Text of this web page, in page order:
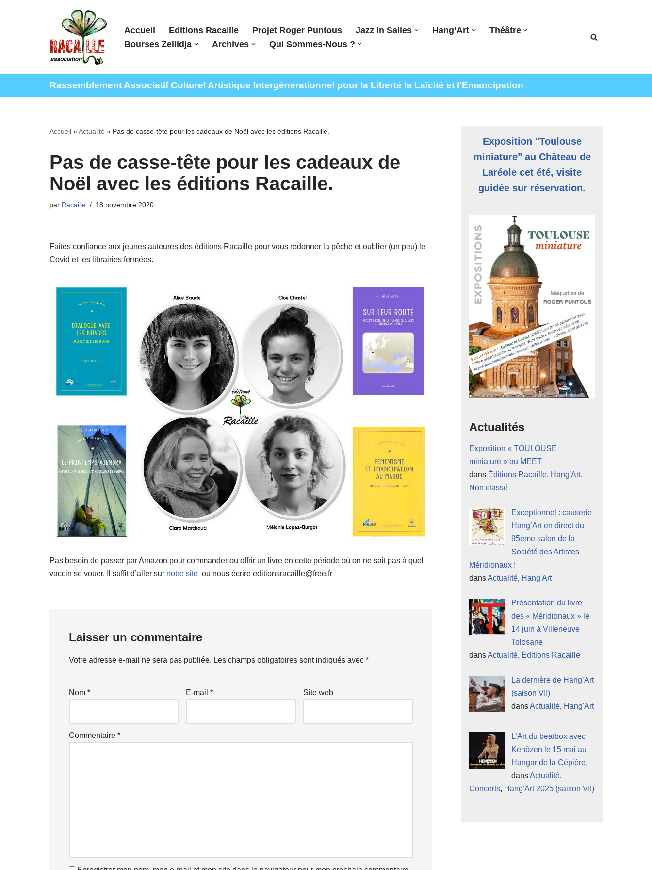
Accueil Editions Racaille Projet Roger Puntous Jazz In Salies Hang’Art
Théâtre
Bourses Zellidja
Archives Qui Sommes-Nous ?
Rassemblement Associatif Culturel Artistique Intergénérationnel pour la Liberté la Laïcité et l'Emancipation
Accueil »Actualité » Pas de casse-tête pour les cadeaux de Noël avec les éditions Racaille.
Pas de casse-tête pour les cadeaux de
Noël avec les éditions Racaille.
par Racaille 18 novembre 2020
Faites confiance aux jeunes auteures des éditions Racaille pour vous redonner la pêche et oublier (un peu) le
Covid et les librairies fermées.
Pas besoin de passer par Amazon pour commander ou offrir un livre en cette période où on ne sait pas à quel
vaccin se vouer. Il suffit d’aller sur notre site ou nous écrire editionsracaille@free.fr
Laisser un commentaire
Votre adresse e-mail ne sera pas publiée. Les champs obligatoires sont indiqués avec *
Nom * E-mail* Site web
Commentaire *
A
r
a
ti
Exposition "Toulouse
miniature" au Château de
Laréole cet été, visite
guidée sur réservation.
Actualités
Exposition « TOULOUSE
miniature » au MEET
dans Éditions Racaille, Hang'Art,
Non classé
Exceptionnel : causerie
Hang’Art en direct du
95ème salon de la
Société des Artistes
Méridionaux !
dansActualité, Hang'Art
Présentation du livre
des « Méridionaux » le
14 juin à Villeneuve
Tolosane
dansActualité, Éditions Racaille
La dernière de Hang’Art
(saison VII)
dansActualité, Hang'Art
L’Art du beatbox avec
Kenôzen le 15 mai au
Hangar de la Cépière.
dansActualité,
Concerts, Hang'Art 2025 (saison VII)